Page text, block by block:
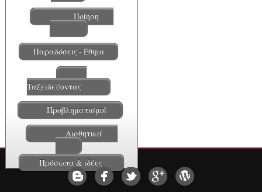
Ποίηση
Παραδόσεις - Έθιμα
Ταξειδεύοντας
Προβληματισμοί
Αισθητικά
Πρόσωπα & ιδέες